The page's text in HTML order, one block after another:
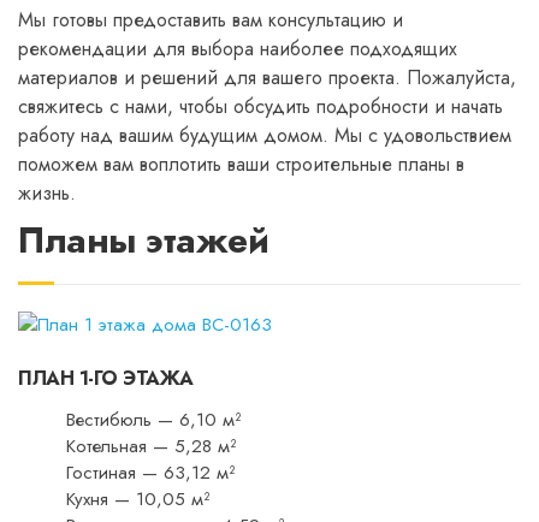
Мы готовы предоставить вам консультацию и
рекомендации для выбора наиболее подходящих
материалов и решений для вашего проекта. Пожалуйста,
свяжитесь с нами, чтобы обсудить подробности и начать
работу над вашим будущим домом. Мы с удовольствием
поможем вам воплотить ваши строительные планы в
жизнь.
Планы этажей
ПЛАН 1-ГО ЭТАЖА
Вестибюль — 6,10 м²
Котельная — 5,28 м²
Гостиная — 63,12 м²
Кухня — 10,05 м²